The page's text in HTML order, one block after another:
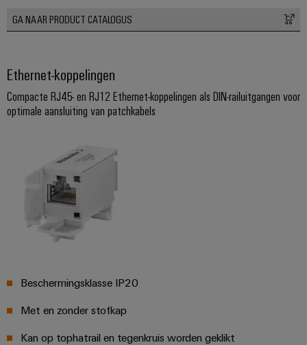
GA NAAR PRODUCT CATALOGUS
Ethernet-koppelingen
Compacte RJ45- en RJ12 Ethernet-koppelingen als DIN-railuitgangen voor
optimale aansluiting van patchkabels
Beschermingsklasse IP20
Met en zonder stofkap
Kan op tophatrail en tegenkruis worden geklikt